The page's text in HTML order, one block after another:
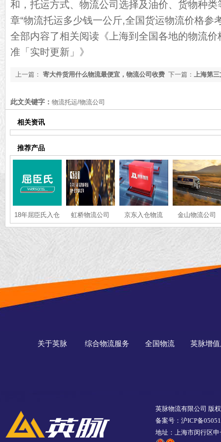
和，托运方式、 物流公司 选择及油价、货物种
章“物流托运多少钱一公斤,全国货运物流价格参
全部内容了相关阅读 《上海到全国各地的物流
准「实时更新」》
下一篇： 上海第
上一篇： 寄大件货用什么物流最便宜，物流公司收费
此文关键字： 物流托运/物流公司
相关资讯
推荐产品
18年屈臣氏入仓
物流仓储配送经
虹桥物流公司 京东入仓物流 金山物流公司
关于英脉 综合物流服务 全国物流 英脉增
英脉物流有限公司 版
备案号：沪ICP备
地址：上海市闵行区